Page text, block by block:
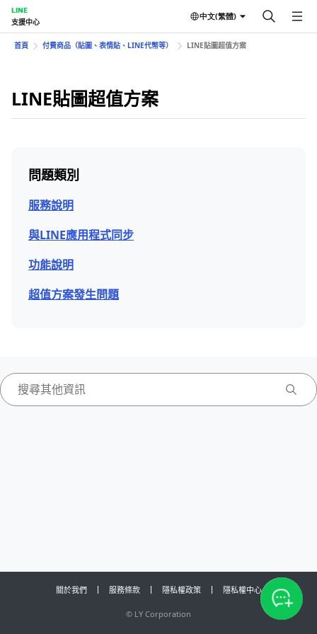
LINE
支援中心
中文(繁體)
首頁 付費商品（貼圖、表情貼、LINE代幣等） LINE貼圖超值方案
LINE貼圖超值方案
問題類別
服務說明
與LINE應用程式同步
功能說明
超值方案發生問題
關於我們 服務條款 隱私權政策 隱私權中心
© LY Corporation